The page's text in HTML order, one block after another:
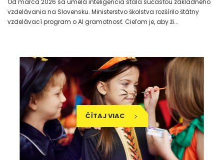
vzdelávania na Slovensku. Ministerstvo školstva rozšírilo štátny
vzdelávací program o AI gramotnosť. Cieľom je, aby ži...
ČÍTAJ VIAC